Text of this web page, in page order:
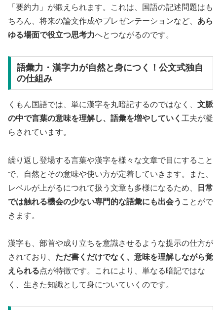
「要約力」が鍛えられます。これは、国語の記述問題はも
ちろん、将来の論文作成やプレゼンテーションなど、 あら
ゆる場面で役立つ思考力へとつながるのです。
語彙力・漢字力が自然と身につく！公文式独自
の仕組み
くもん国語では、単に漢字を丸暗記するのではなく、 文脈
の中で言葉の意味を理解し、語彙を増やしていく 工夫が凝
らされています。
繰り返し登場する言葉や漢字を様々な文章で目にすること
で、自然とその意味や使い方が定着していきます。また、
レベルが上がるにつれて扱う文章も多様になるため、
日常
では触れる機会の少ない専門的な語彙にも出会う ことがで
きます。
漢字も、部首や成り立ちを意識させるような提示の仕方が
されており、 ただ書くだけでなく、意味を理解しながら覚
えられる点が特徴です。これにより、単なる暗記ではな
く、生きた知識として身についていくのです。